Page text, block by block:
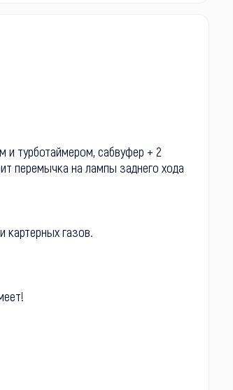
и турботаймером, сабвуфер + 2
перемычка на лампы заднего хода
картерных газов.